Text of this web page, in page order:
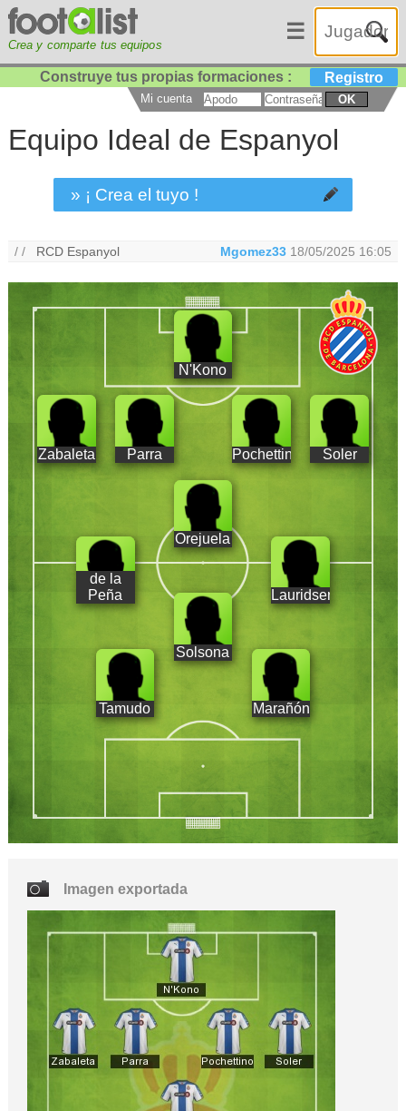
Crea y comparte tus equipos
☰
Construye tus propias formaciones : Registro
Mi cuenta OK
Equipo Ideal de Espanyol
» ¡ Crea el tuyo !
/ / RCD Espanyol Mgomez33 18/05/2025 16:05
N'Kono
Zabaleta Parra Pochettino Soler
Orejuela
de la
Peña
Lauridsen
Solsona
Tamudo Marañón
Imagen exportada